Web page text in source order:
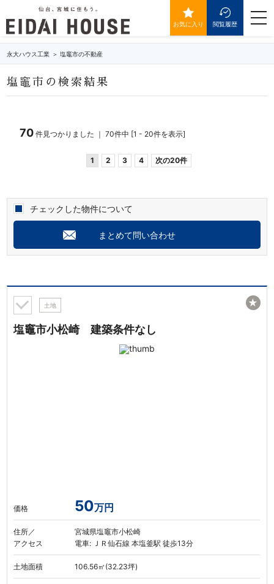
お気に入り 閲覧履歴
永大ハウス工業 塩竈市の不動産
塩竈市の検索結果
70 件見つかりました ｜ 70件中 [1 - 20件を表示]
1 2 3 4 次の20件
チェックした物件について
まとめて問い合わせ
土地
塩竈市小松崎 建築条件なし
価格 50万円
住所／
アクセス
宮城県塩竈市小松崎
電車: ＪＲ仙石線 本塩釜駅 徒歩13分
土地面積 106.56㎡(32.23坪)
★